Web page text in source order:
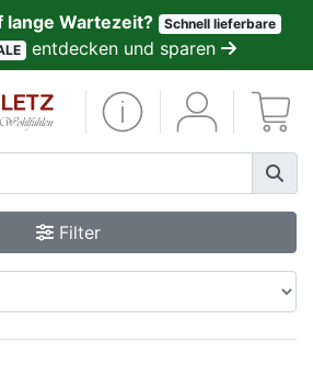
lange Wartezeit? Schnell lieferbare
entdecken und sparen
Filter